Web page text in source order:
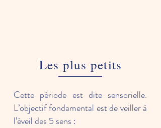
Les plus petits
Cette période est dite sensorielle.
L’objectif fondamental est de veiller à
l’éveil des 5 sens :